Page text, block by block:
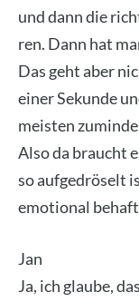
und dann die
ren. Dann hat
Das geht aber
einer Sekun­de
meis­ten
Also da braucht
so auf­ge­drö­selt
emo­tio­nal
Jan
Ja, ich glau­be,